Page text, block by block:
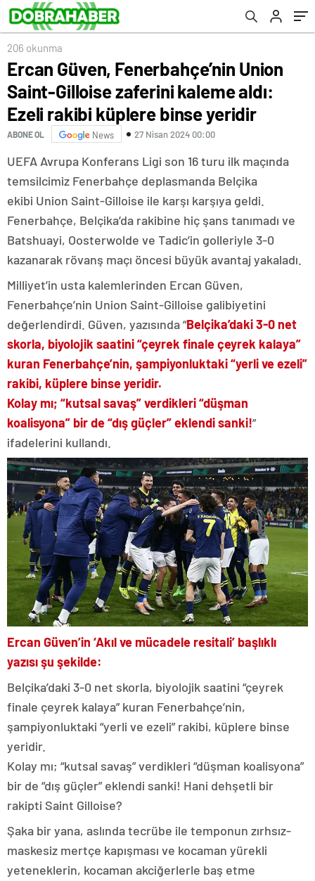
küplere binse yeridir
206 okunma
Ercan Güven, Fenerbahçe’nin Union
Saint-Gilloise zaferini kaleme aldı:
Ezeli rakibi küplere binse yeridir
ABONE OL News 27 Nisan 2024 00:00
UEFA Avrupa Konferans Ligi son 16 turu ilk maçında
temsilcimiz Fenerbahçe deplasmanda Belçika
ekibi Union Saint-Gilloise ile karşı karşıya geldi.
Fenerbahçe, Belçika’da rakibine hiç şans tanımadı ve
Batshuayi, Oosterwolde ve Tadic’in golleriyle 3-0
kazanarak rövanş maçı öncesi büyük avantaj yakaladı.
Milliyet’in usta kalemlerinden Ercan Güven,
Fenerbahçe’nin Union Saint-Gilloise galibiyetini
değerlendirdi. Güven, yazısında “Belçika’daki 3-0 net
skorla, biyolojik saatini “çeyrek finale çeyrek kalaya”
kuran Fenerbahçe’nin, şampiyonluktaki “yerli ve ezeli”
rakibi, küplere binse yeridir.
Kolay mı; “kutsal savaş” verdikleri “düşman
koalisyona” bir de “dış güçler” eklendi sanki!”
ifadelerini kullandı.
Ercan Güven’in ‘Akıl ve mücadele resitali’ başlıklı
yazısı şu şekilde:
Belçika’daki 3-0 net skorla, biyolojik saatini “çeyrek
finale çeyrek kalaya” kuran Fenerbahçe’nin,
şampiyonluktaki “yerli ve ezeli” rakibi, küplere binse
yeridir.
Kolay mı; “kutsal savaş” verdikleri “düşman koalisyona”
bir de “dış güçler” eklendi sanki! Hani dehşetli bir
rakipti Saint Gilloise?
Şaka bir yana, aslında tecrübe ile temponun zırhsız-
maskesiz mertçe kapışması ve kocaman yürekli
yeteneklerin, kocaman akciğerlerle baş etme